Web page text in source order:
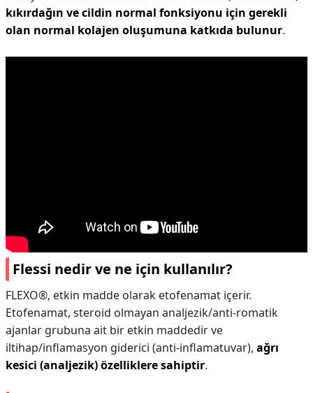
kıkırdağın ve cildin normal fonksiyonu için gerekli
olan normal kolajen oluşumuna katkıda bulunur.
Flessi nedir ve ne için kullanılır?
FLEXO®, etkin madde olarak etofenamat içerir.
Etofenamat, steroid olmayan analjezik/anti-romatik
ajanlar grubuna ait bir etkin maddedir ve
iltihap/inflamasyon giderici (anti-inflamatuvar), ağrı
kesici (analjezik) özelliklere sahiptir.